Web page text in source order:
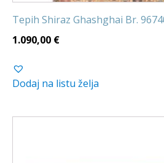
Tepih Shiraz Ghashghai Br.
1.090,00 €
Dodaj na listu želja